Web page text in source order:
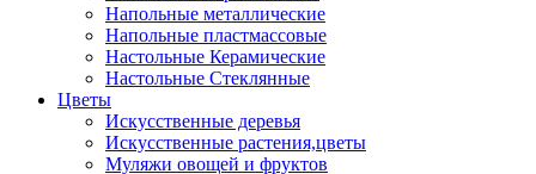
Напольные металлические
Напольные пластмассовые
Настольные Керамические
Настольные Стеклянные
Цветы
Искусственные деревья
Искусственные растения,цветы
Муляжи овощей и фруктов